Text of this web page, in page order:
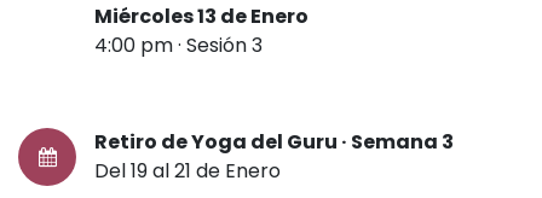
Miércoles 13 de Enero
4:00 pm · Sesión 3
Retiro de Yoga del Guru · Semana 3
Del 19 al 21 de Enero